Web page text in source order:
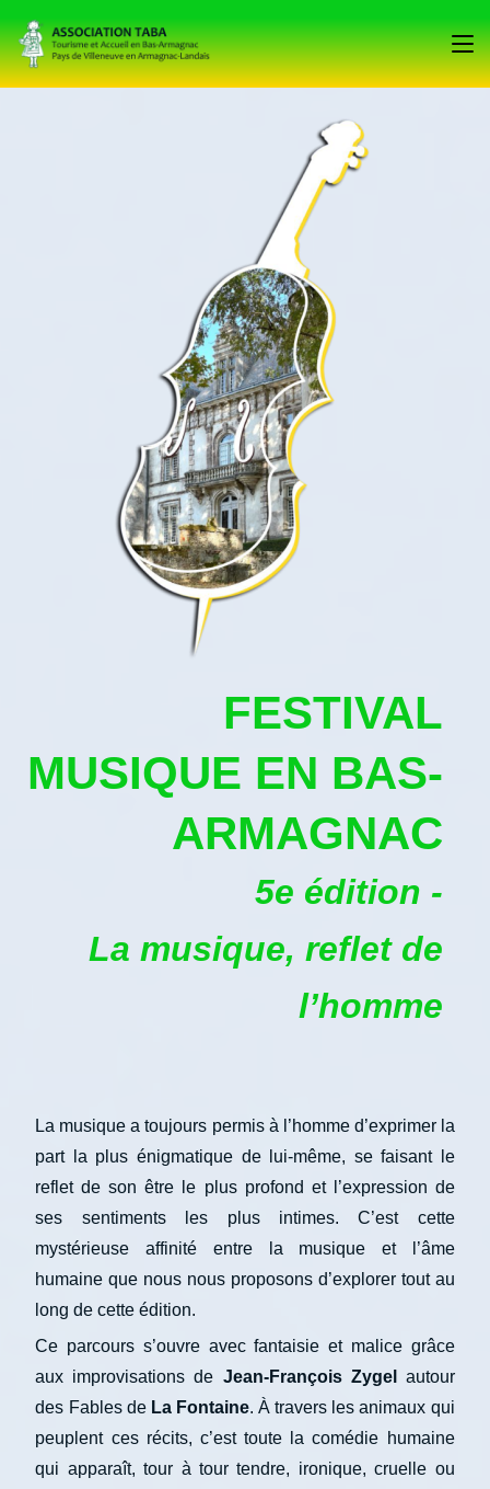
FESTIVAL
MUSIQUE EN BAS-
ARMAGNAC
5e édition -
La musique, reflet de
l’homme
La musique a toujours permis à l’homme d’exprimer la
part la plus énigmatique de lui-même, se faisant le
reflet de son être le plus profond et l’expression de
ses sentiments les plus intimes. C’est cette
mystérieuse affinité entre la musique et l’âme
humaine que nous nous proposons d’explorer tout au
long de cette édition.
Ce parcours s’ouvre avec fantaisie et malice grâce
aux improvisations de Jean-François Zygel
autour
des Fables de La Fontaine. À travers les animaux qui
peuplent ces récits, c’est toute la comédie humaine
qui apparaît, tour à tour tendre, ironique, cruelle ou